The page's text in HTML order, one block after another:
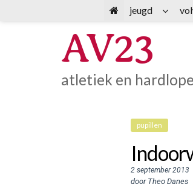
AV23
atletiek en
pupillen
2 september 2013
door Theo Danes
jeugd